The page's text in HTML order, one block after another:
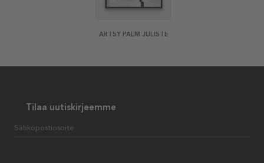
ARTSY PALM JULISTE
Tilaa uutiskirjeemme
Sähköpostiosoite